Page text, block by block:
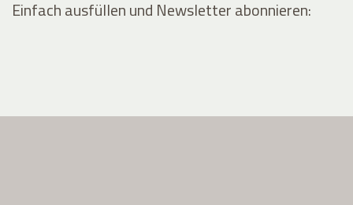
Einfach ausfüllen und Newsletter abonnieren: